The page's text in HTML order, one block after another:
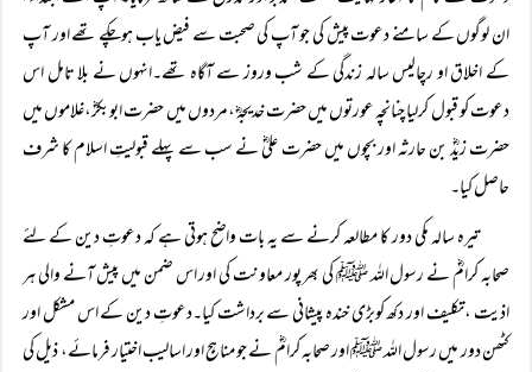
ان لوگوں کے سامنے دعوت پیش کی جو آپ کی صحبت سے فیض یاب ہوچکے تھے اور آپ
کے اخلاق او رچالیس سالہ زندگی کے شب وروز سے آگاہ تھے۔انہوں نے بلا تامل اس
دعوت کو قبول کرلیا چنانچہ عورتوں میں حضرت خدیجہؓ ،مردوں میں حضرت ابوبکرؓ،غلاموں میں
حضرت زیدؓ بن حارثہ اور بچوں میں حضرت علیؓ نے سب سے پہلے قبولیتِ اسلام کا شرف
حاصل کیا۔
تیرہ سالہ مکی دور کا مطالعہ کرنے سے یہ بات واضح ہوتی ہے کہ دعوتِ دین کے لئے
صحابہ کرامؓ نے رسول اللہ ﷺ کی بھر پور معاونت کی اور اس ضمن میں پیش آنے والی ہر
اذیت ،تکلیف اور دکھ کوبڑی خندہ پیشانی سے برداشت کیا۔دعوتِ دین کے اس مشکل اور
کٹھن دور میں رسول اللہ ﷺ اور صحابہ کرامؓ نے جو مناہج اور اسالیب اختیار فرمائے، ذیل کی